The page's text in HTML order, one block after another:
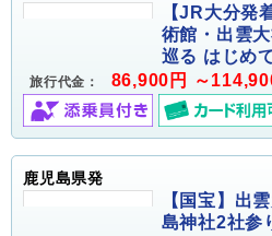
【JR大分発
術館・出雲
巡る はじめ
旅行代金： 86,900円 ～
鹿児島県発
【国宝】出
島神社2社参